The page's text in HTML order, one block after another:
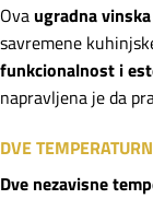
Ovaugradna
savremene
funkcionalnost i
napravljena je da
DVE
Dve nezavisne